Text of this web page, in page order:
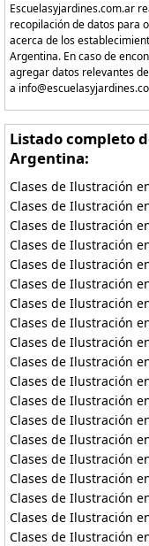
Escuelasyjardines.com.ar
recopilación de datos para
acerca de los
Argentina. En caso de
agregar datos relevantes
a
Listado completo
Argentina:
Clases de Ilustración
Clases de Ilustración
Clases de Ilustración
Clases de Ilustración
Clases de Ilustración
Clases de Ilustración
Clases de Ilustración
Clases de Ilustración
Clases de Ilustración
Clases de Ilustración
Clases de Ilustración
Clases de Ilustración
Clases de Ilustración
Clases de Ilustración
Clases de Ilustración
Clases de Ilustración
Clases de Ilustración
Clases de Ilustración
Clases de Ilustración